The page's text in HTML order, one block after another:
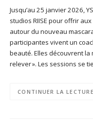
Jusqu’au 25 janvier 2026,
studios RIISE pour offrir
autour du nouveau
participantes vivent un
beauté. Elles découvrent la
relever ». Les sessions se
CONTINUER LA LECTURE